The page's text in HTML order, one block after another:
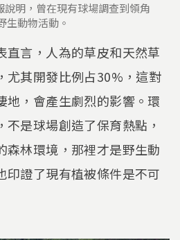
明，曾在現有球場調查到領角
生動物活動。
直言，人為的草皮和天然草
尤其開發比例占30%，這對
地，會產生劇烈的影響。環
是球場創造了保育熱點，
森林環境，那裡才是野生動
印證了現有植被條件是不可